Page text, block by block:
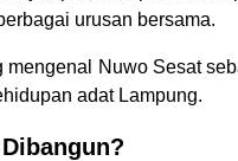
urusan bersama.
mengenal Nuwo Sesat
adat Lampung.